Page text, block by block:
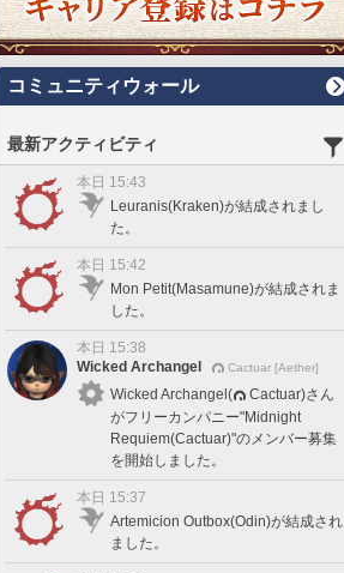
コミュニティウォール
最新アクティビティ
本日 15:43
Leuranis(Kraken)が結成されまし
た。
本日 15:42
Mon Petit(Masamune)が結成されま
した。
本日 15:38
Wicked Archangel
Cactuar [Aether]
Wicked Archangel(
Cactuar)さん
がフリーカンパニー"Midnight
Requiem(Cactuar)"のメンバー募集
を開始しました。
本日 15:37
Artemicion Outbox(Odin)が結成され
ました。